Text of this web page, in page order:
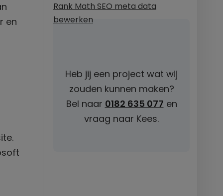
en
Rank Math SEO meta data
bewerken
Heb jij een project wat wij
zouden kunnen maken?
Bel naar 0182 635 077 en
vraag naar Kees.